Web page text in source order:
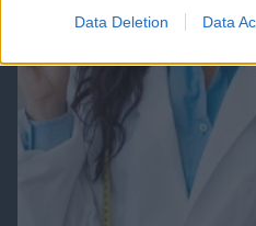
Data Deletion Data